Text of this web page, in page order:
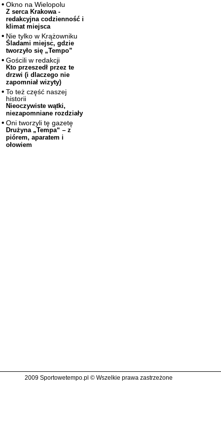
Okno na Wielopolu
Z serca Krakowa -
redakcyjna codzienność i
klimat miejsca
Nie tylko w Krążowniku
Śladami miejsc, gdzie
tworzyło się „Tempo”
Gościli w redakcji
Kto przeszedł przez te
drzwi (i dlaczego nie
zapomniał wizyty)
To też część naszej
historii
Nieoczywiste wątki,
niezapomniane rozdziały
Oni tworzyli tę gazetę
Drużyna „Tempa“ – z
piórem, aparatem i
ołowiem
2009 Sportowetempo.pl © Wszelkie prawa zastrzeżone